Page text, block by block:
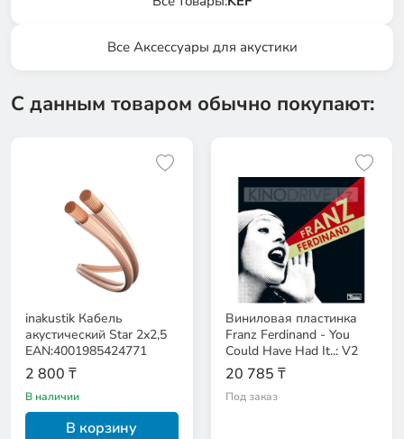
Все Аксессуары для акустики
С данным товаром обычно покупают:
inakustik Кабель
акустический Star 2x2,5
EAN:4001985424771
2 800 ₸
В наличии
В корзину
Виниловая пластинка
Franz Ferdinand - You
Could Have Had It..: V2
20 785 ₸
Под заказ